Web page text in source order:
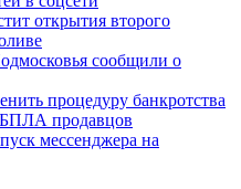
открытия второго
сообщили о
процедуру банкротства
БПЛА продавцов
мессенджера на